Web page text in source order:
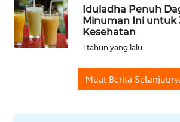
Iduladha Penuh
Minuman Ini untuk
Kesehatan
1 tahun yang lalu
Muat Berita
WN
LAMPUNG
WN